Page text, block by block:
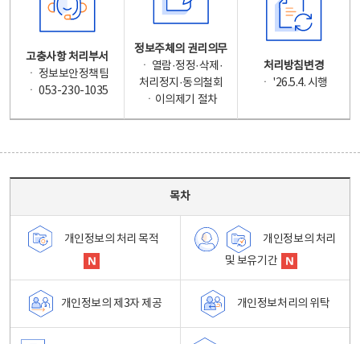
고충사항 처리부서
ㆍ 정보보안정책팀
ㆍ 053-230-1035
정보주체의 권리의무
ㆍ 열람·정정·삭제·
처리정지·동의철회
ㆍ이의제기 절차
처리방침변경
ㆍ '26.5.4. 시행
목차
개인정보의 처리 목적
개인정보의 처리
및 보유기간
개인정보의 제3자 제공 개인정보처리의 위탁